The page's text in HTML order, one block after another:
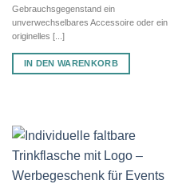
Gebrauchsgegenstand ein
unverwechselbares Accessoire oder ein
originelles [...]
IN DEN WARENKORB